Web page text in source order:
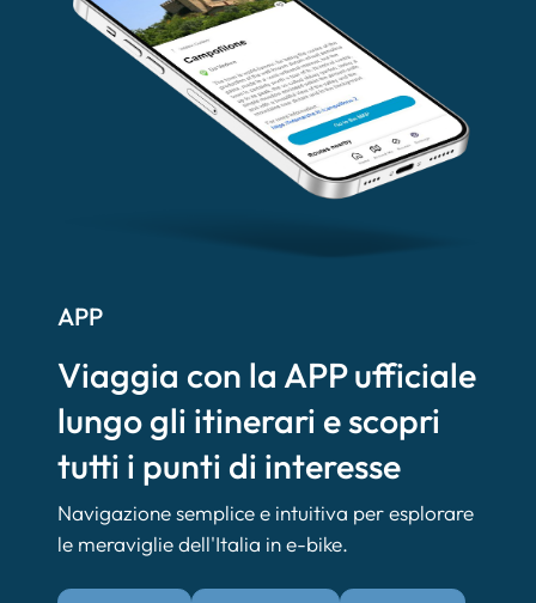
APP
Viaggia con la APP ufficiale
lungo gli itinerari e scopri
tutti i punti di interesse
Navigazione semplice e intuitiva per esplorare
le meraviglie dell'Italia in e-bike.